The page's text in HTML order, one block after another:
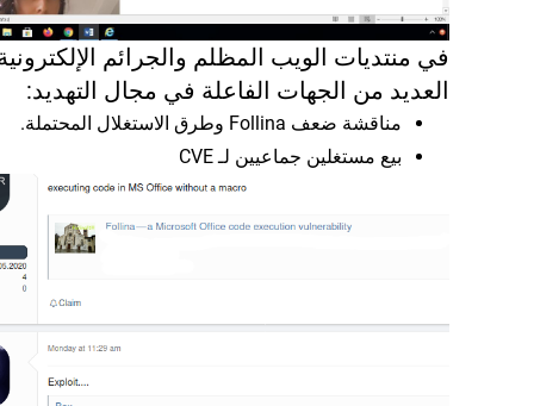
في منتديات الويب المظلم والجرائم
العديد من الجهات الفاعلة في مجال التهديد:
مناقشة ضعف Follina وطرق الاستغلال المحتملة.
بيع مستغلين جماعيين لـ CVE